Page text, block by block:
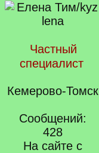
Частный
специалист
Кемерово-Томск
Сообщений:
428
На сайте с